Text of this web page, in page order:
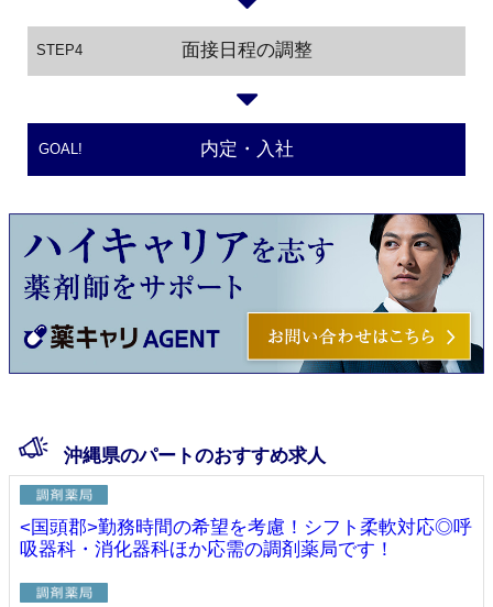
STEP4 面接日程の調整
GOAL! 内定・入社
沖縄県のパートのおすすめ求人
<国頭郡>勤務時間の希望を考慮！シフト柔軟対応◎呼
吸器科・消化器科ほか応需の調剤薬局です！